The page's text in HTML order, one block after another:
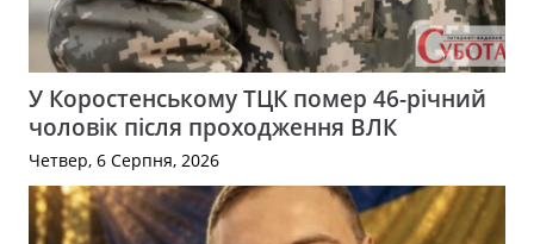
У Коростенському ТЦК помер 46-річний
чоловік після проходження ВЛК
Четвер, 6 Серпня, 2026